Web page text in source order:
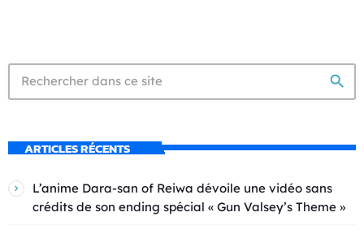
search
ARTICLES RÉCENTS
L’anime Dara-san of Reiwa dévoile une vidéo sans
crédits de son ending spécial « Gun Valsey’s Theme »